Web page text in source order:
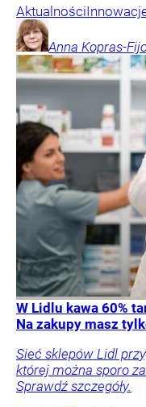
Aktualności
Anna Kopras-
W Lidlu kawa 60%
Na zakupy masz
Sieć sklepów Lidl
której można sporo
Sprawdź szczegóły.